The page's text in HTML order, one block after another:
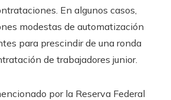
En algunos casos,
modestas de automatización
para prescindir de una ronda
de trabajadores junior.
por la Reserva Federal